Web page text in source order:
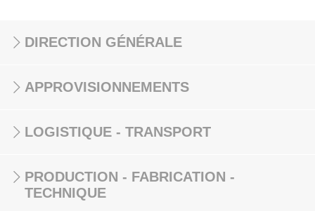
DIRECTION GÉNÉRALE
APPROVISIONNEMENTS
LOGISTIQUE - TRANSPORT
PRODUCTION - FABRICATION -
TECHNIQUE